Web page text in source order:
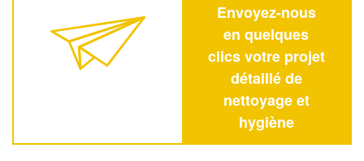
Envoyez-nous
en quelques
clics votre projet
détaillé de
nettoyage et
hygiène